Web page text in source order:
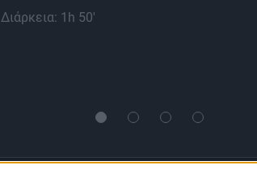
Διάρκεια: 1h 50'